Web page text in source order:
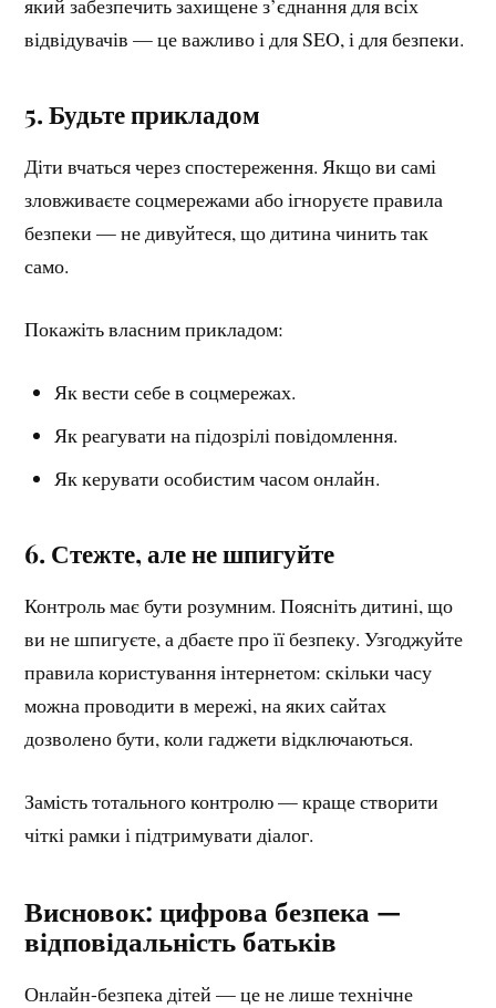
який забезпечить захищене з’єднання для всіх
відвідувачів — це важливо і для SEO, і для безпеки.
5. Будьте прикладом
Діти вчаться через спостереження. Якщо ви самі
зловживаєте соцмережами або ігноруєте правила
безпеки — не дивуйтеся, що дитина чинить так
само.
Покажіть власним прикладом:
Як вести себе в соцмережах.
Як реагувати на підозрілі повідомлення.
Як керувати особистим часом онлайн.
6. Стежте, але не шпигуйте
Контроль має бути розумним. Поясніть дитині, що
ви не шпигуєте, а дбаєте про її безпеку. Узгоджуйте
правила користування інтернетом: скільки часу
можна проводити в мережі, на яких сайтах
дозволено бути, коли гаджети відключаються.
Замість тотального контролю — краще створити
чіткі рамки і підтримувати діалог.
Висновок: цифрова безпека —
відповідальність батьків
Онлайн-безпека дітей — це не лише технічне